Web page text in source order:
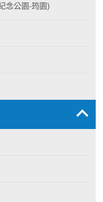
念公園-筠園)